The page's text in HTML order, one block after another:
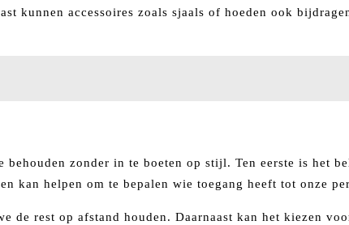
kunnen accessoires zoals sjaals of hoeden ook
zonder in te boeten op stijl. Ten eerste is het
helpen om te bepalen wie toegang heeft tot onze
de rest op afstand houden. Daarnaast kan het kiezen